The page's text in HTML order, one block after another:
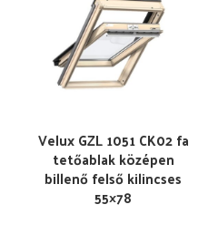
Velux GZL 1051 CK02 fa
tetőablak középen
billenő felső kilincses
55×78